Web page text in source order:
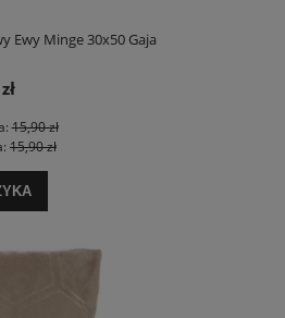
Ewy Minge 30x50 Gaja
15,90 zł
15,90 zł